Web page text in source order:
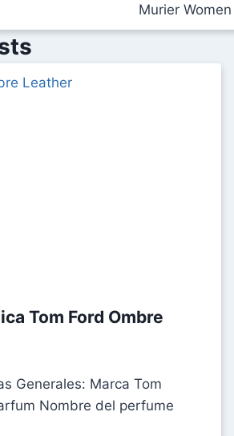
Murier Women
Tom Ford Ombre
Generales: Marca Tom
Nombre del perfume